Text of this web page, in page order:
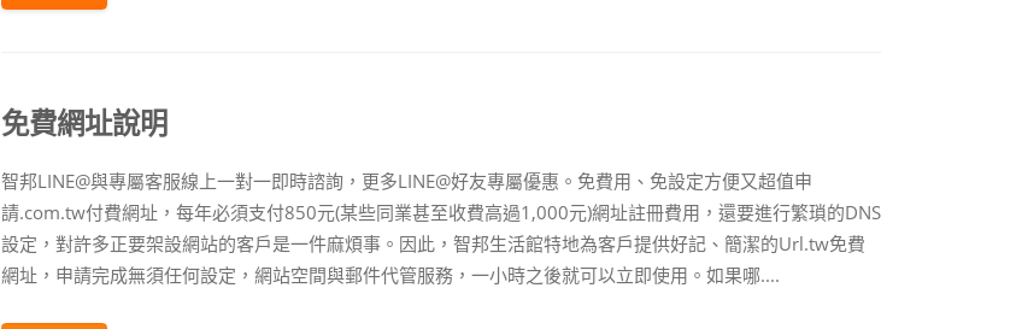
免費網址說明
智邦LINE@與專屬客服線上一對一即時諮詢，更多LINE@好友專屬優惠。免費用、免設定方便又超值申
請.com.tw付費網址，每年必須支付850元(某些同業甚至收費高過1,000元)網址註冊費用，還要進行繁瑣的DNS
設定，對許多正要架設網站的客戶是一件麻煩事。因此，智邦生活館特地為客戶提供好記、簡潔的Url.tw免費
網址，申請完成無須任何設定，網站空間與郵件代管服務，一小時之後就可以立即使用。如果哪....